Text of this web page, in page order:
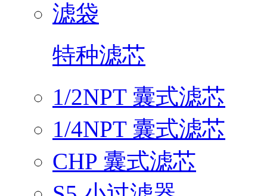
滤袋
特种滤芯
1/2NPT 囊式滤芯
1/4NPT 囊式滤芯
CHP 囊式滤芯